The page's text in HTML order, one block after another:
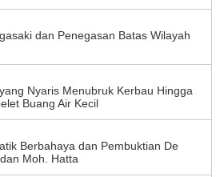
dan Penegasan Batas Wilayah
Nyaris Menubruk Kerbau Hingga
Buang Air Kecil
Berbahaya dan Pembuktian De
Moh. Hatta